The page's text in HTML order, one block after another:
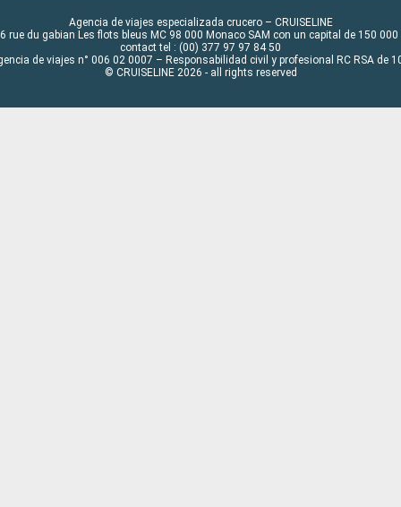
Agencia de viajes especializada crucero – CRUISELINE
rue du gabian Les flots bleus MC 98 000 Monaco SAM con un capital de 150 000
contact tel : (00) 377 97 97 84 50
de viajes n° 006 02 0007 – Responsabilidad civil y profesional RC RSA de
© CRUISELINE 2026 - all rights reserved